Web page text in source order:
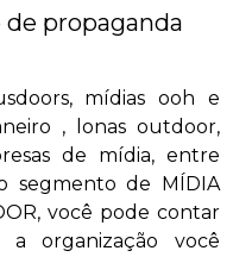
propaganda
mídias ooh e
, lonas outdoor,
de mídia, entre
segmento de MÍDIA
você pode contar
organização você